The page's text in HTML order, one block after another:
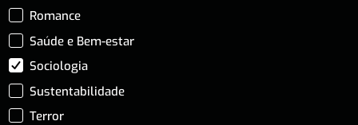
Romance
Saúde e Bem-estar
Sociologia
Sustentabilidade
Terror